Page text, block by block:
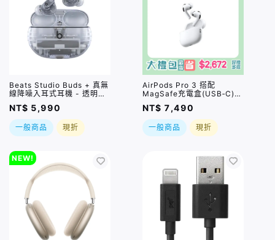
Beats Studio Buds + 真無
線降噪入耳式耳機 - 透明
(MQLK3TA/A)
NT$ 5,990
一般商品 現折
AirPods Pro 3 搭配
MagSafe充電盒(USB‑C)｜
直贈總價值$790好禮二選
一｜夏祭り｜限時加贈⚡️三
合一無線充
NT$ 7,490
一般商品 現折
NEW!